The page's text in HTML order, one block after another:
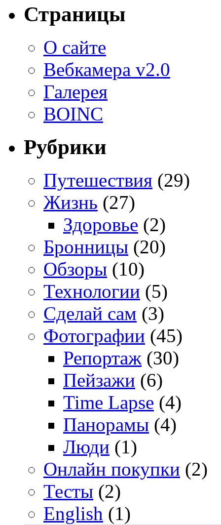
Страницы
О сайте
Вебкамера v2.0
Галерея
BOINC
Рубрики
Путешествия (29)
Жизнь (27)
Здоровье (2)
Бронницы (20)
Обзоры (10)
Технологии (5)
Сделай сам (3)
Фотографии (45)
Репортаж (30)
Пейзажи (6)
Time Lapse (4)
Панорамы (4)
Люди (1)
Онлайн покупки (2)
Тесты (2)
English (1)